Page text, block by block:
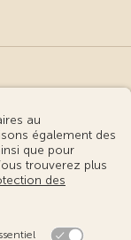
juridiques